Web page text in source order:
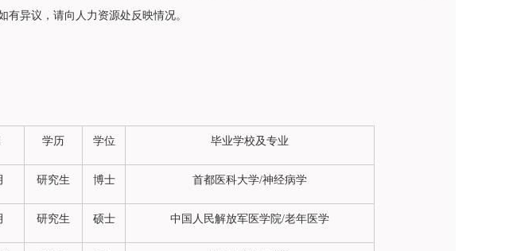
有异议，请向人力资源处反映情况。
学历 学位 毕业学校及专业
研究生 博士 首都医科大学/神经病学
研究生 硕士 中国人民解放军医学院/老年医学